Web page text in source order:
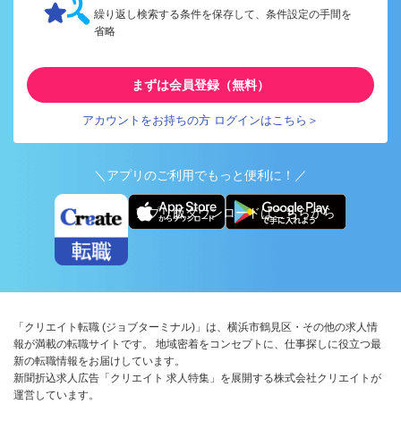
繰り返し検索する条件を保存して、条件設定の手間を
省略
まずは会員登録（無料）
アカウントをお持ちの方 ログインはこちら＞
＼アプリのご利用でもっと便利に！／
アプリ版ダウンロードはこちらから
「クリエイト転職 (ジョブターミナル)」は、横浜市鶴見区・その他の求人情
報が満載の転職サイトです。 地域密着をコンセプトに、仕事探しに役立つ最
新の転職情報をお届けしています。
新聞折込求人広告「クリエイト 求人特集」を展開する株式会社クリエイトが
運営しています。